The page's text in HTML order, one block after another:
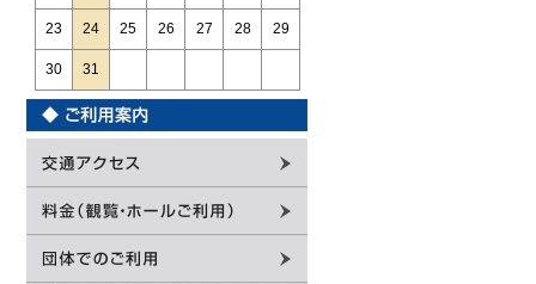
23 24 25 26 27 28 29
30 31